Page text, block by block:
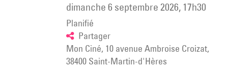
dimanche 6 septembre 2026, 17h30
Planifié
Partager
Mon Ciné, 10 avenue Ambroise Croizat,
38400 Saint-Martin-d'Hères